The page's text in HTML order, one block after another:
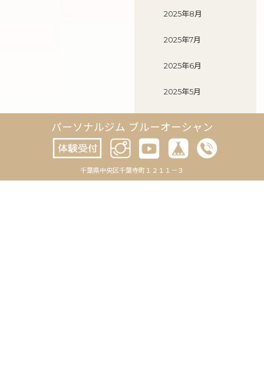
2025年8月
2025年7月
2025年6月
2025年5月
2025年3月
2025年2月
パーソナルジム ブルーオーシャン
千葉県中央区千葉寺町１２１１－３